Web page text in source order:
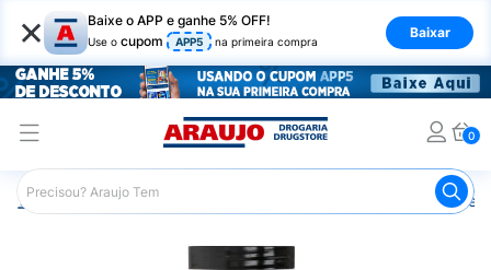
× Baixe o APP e ganhe 5% OFF!
Use o cupom APP5 na primeira compra
Baixar
0
Araujo Cabelo Creme